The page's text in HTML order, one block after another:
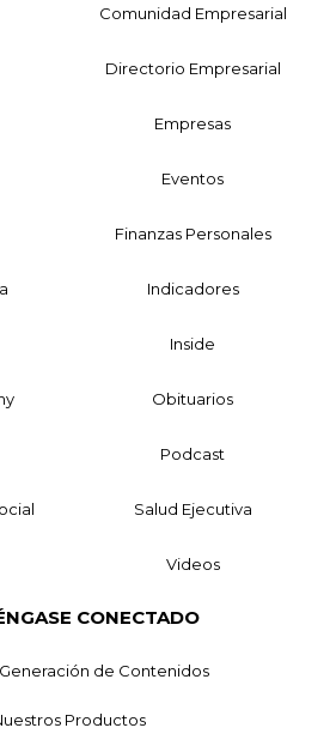
Comunidad Empresarial
Directorio Empresarial
Empresas
Eventos
Finanzas Personales
Indicadores
Inside
Obituarios
Podcast
Salud Ejecutiva
Videos
CONECTADO
de Contenidos
Productos